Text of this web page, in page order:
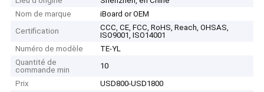
Nom de marque
iBoard or OEM
Certification
CCC, CE, FCC, RoHS, Reach, OHSAS,
ISO9001, ISO14001
Numéro de modèle
TE-YL
Quantité de
commande min
10
Prix
USD800-USD1800